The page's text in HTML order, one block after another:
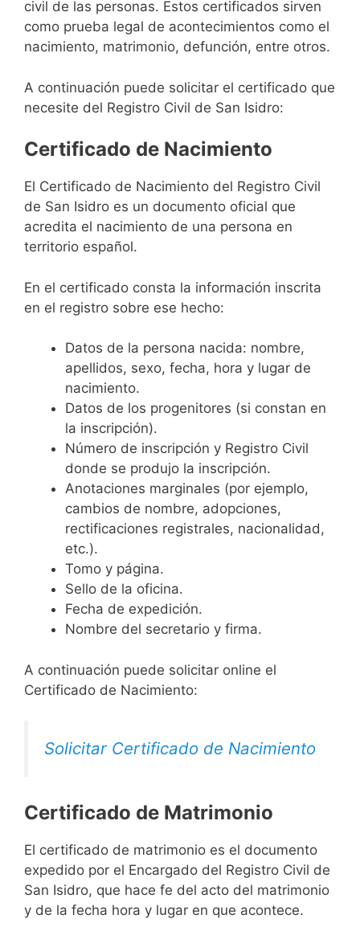
civil de las personas. Estos certificados sirven
como prueba legal de acontecimientos como el
nacimiento, matrimonio, defunción, entre otros.
A continuación puede solicitar el certificado que
necesite del Registro Civil de San Isidro:
Certificado de Nacimiento
El Certificado de Nacimiento del Registro Civil
de San Isidro es un documento oficial que
acredita el nacimiento de una persona en
territorio español.
En el certificado consta la información inscrita
en el registro sobre ese hecho:
Datos de la persona nacida: nombre,
apellidos, sexo, fecha, hora y lugar de
nacimiento.
Datos de los progenitores (si constan en
la inscripción).
Número de inscripción y Registro Civil
donde se produjo la inscripción.
Anotaciones marginales (por ejemplo,
cambios de nombre, adopciones,
rectificaciones registrales, nacionalidad,
etc.).
Tomo y página.
Sello de la oficina.
Fecha de expedición.
Nombre del secretario y firma.
A continuación puede solicitar online el
Certificado de Nacimiento:
Solicitar Certificado de Nacimiento
Certificado de Matrimonio
El certificado de matrimonio es el documento
expedido por el Encargado del Registro Civil de
San Isidro, que hace fe del acto del matrimonio
y de la fecha hora y lugar en que acontece.